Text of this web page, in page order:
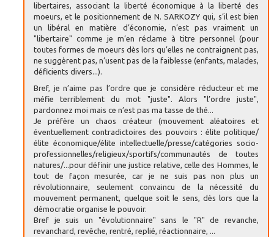
libertaires, associant la liberté économique à la liberté des
moeurs, et le positionnement de N. SARKOZY qui, s’il est bien
un libéral en matière d’économie, n’est pas vraiment un
"libertaire" comme je m’en réclame à titre personnel (pour
toutes formes de moeurs dès lors qu’elles ne contraignent pas,
ne suggèrent pas, n’usent pas de la faiblesse (enfants, malades,
déficients divers...).
Bref, je n’aime pas l’ordre que je considère réducteur et me
méfie terriblement du mot "juste". Alors "l’ordre juste",
pardonnez moi mais ce n’est pas ma tasse de thé...
Je préfère un chaos créateur (mouvement aléatoires et
éventuellement contradictoires des pouvoirs : élite politique/
élite économique/élite intellectuelle/presse/catégories socio-
professionnelles/religieux/sportifs/communautés de toutes
natures/...pour définir une justice relative, celle des Hommes, le
tout de façon mesurée, car je ne suis pas non plus un
révolutionnaire, seulement convaincu de la nécessité du
mouvement permanent, quelque soit le sens, dès lors que la
démocratie organise le pouvoir.
Bref je suis un "évolutionnaire" sans le "R" de revanche,
revanchard, revêche, rentré, replié, réactionnaire, ...